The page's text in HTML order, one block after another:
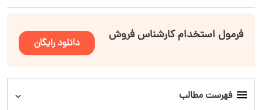
فرمول استخدام کارشناس فروش
دانلود رایگان
فهرست مطالب